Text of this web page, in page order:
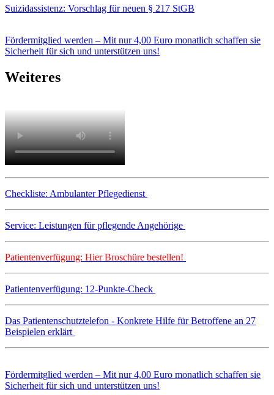
Suizidassistenz: Vorschlag für neuen § 217 StGB
Fördermitglied werden – Mit nur 4,00 Euro monatlich schaffen sie
Sicherheit für sich und unterstützen uns!
Weiteres
Checkliste: Ambulanter Pflegedienst
Service: Leistungen für pflegende Angehörige
Patientenverfügung: Hier Broschüre bestellen!
Patientenverfügung: 12-Punkte-Check
Das Patientenschutztelefon - Konkrete Hilfe für Betroffene an 27
Beispielen erklärt
Fördermitglied werden – Mit nur 4,00 Euro monatlich schaffen sie
Sicherheit für sich und unterstützen uns!